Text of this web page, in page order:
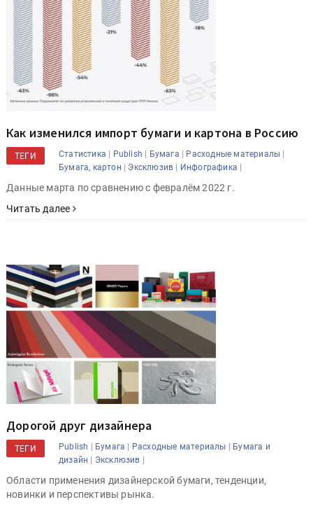
Как изменился импорт бумаги и картона в Россию
ТЕГИ Статистика | Publish | Бумага | Расходные материалы |
Бумага, картон | Эксклюзив | Инфографика |
Данные марта по сравнению с февралём 2022 г.
Читать далее
Дорогой друг дизайнера
ТЕГИ Publish | Бумага | Расходные материалы | Бумага и
дизайн | Эксклюзив |
Области применения дизайнерской бумаги, тенденции,
новинки и перспективы рынка.